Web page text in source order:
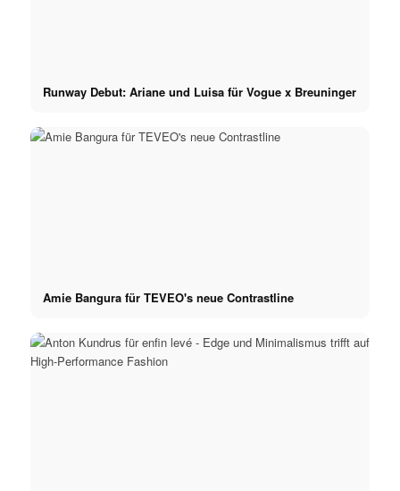
Runway Debut: Ariane und Luisa für Vogue x Breuninger
Amie Bangura für TEVEO's neue Contrastline